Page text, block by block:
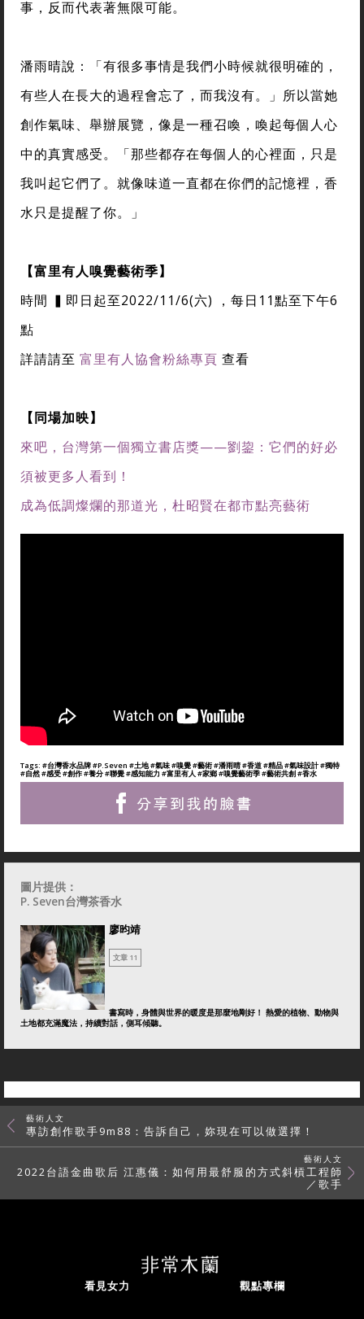
事，反而代表著無限可能。
潘雨晴說：「有很多事情是我們小時候就很明確的，
有些人在長大的過程會忘了，而我沒有。」所以當她
創作氣味、舉辦展覽，像是一種召喚，喚起每個人心
中的真實感受。「那些都存在每個人的心裡面，只是
我叫起它們了。就像味道一直都在你們的記憶裡，香
水只是提醒了你。」
【富里有人嗅覺藝術季】
時間 ▍即日起至2022/11/6(六) ，每日11點至下午6
點
詳請請至 富里有人協會粉絲專頁 查看
【同場加映】
來吧，台灣第一個獨立書店獎——劉鋆：它們的好必
須被更多人看到！
成為低調燦爛的那道光，杜昭賢在都市點亮藝術
Tags: #台灣香水品牌#P.Seven #土地#氣味#嗅覺#藝術#潘雨晴#香道#精品#氣味設計#獨特
#自然#感受#創作#養分#聯覺#感知能力 #富里有人 #家鄉#嗅覺藝術季#藝術共創#香水
圖片提供：
P. Seven台灣茶香水
廖昀靖
文章 11
書寫時，身體與世界的暖度是那麼地剛好！ 熱愛的植物、動物與
土地都充滿魔法，持續對話，側耳傾聽。
藝術人文
專訪創作歌手9m88：告訴自己，妳現在可以做選擇！
藝術人文
2022台語金曲歌后 江惠儀：如何用最舒服的方式斜槓工程師
／歌手
看見女力 觀點專欄